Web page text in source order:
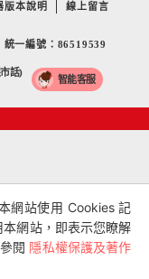
版本說明
線上留言
統一編號：86519539
話)
智能客服
網站使用 Cookies 記
網站，即表示您瞭解
閱 隱私權保護及著作